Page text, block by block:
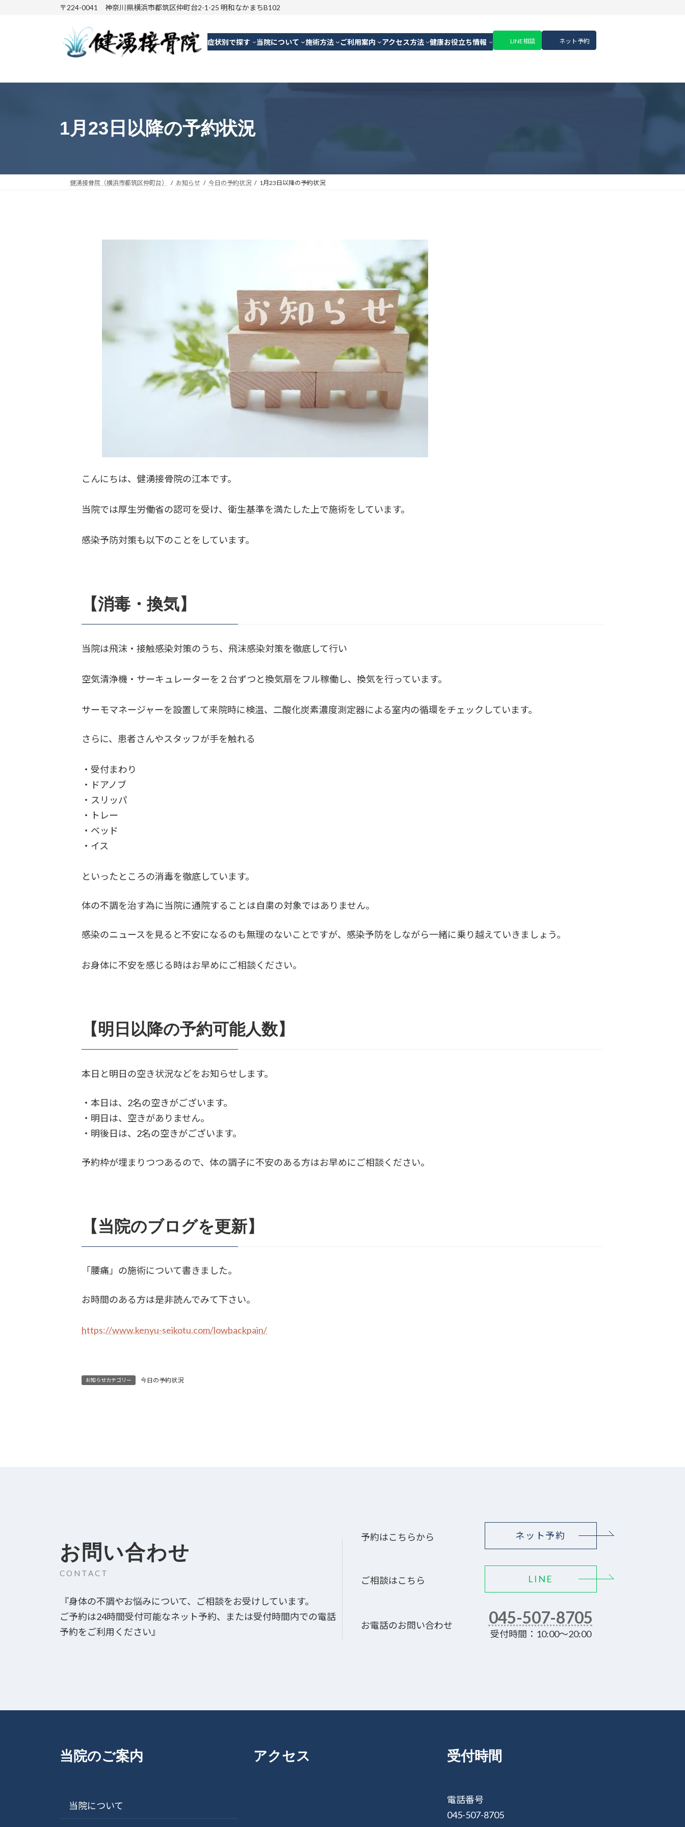
ス
ン
〒224-0041 神奈川県横浜市都筑区仲町台2-1-25 明和なかまちB102
症状別で探す 当院について 施術方法 ご利用案内 アクセス方法 健康お役立ち情報 LINE相談 ネット予約
1月23日以降の予約状況
健湧接骨院（横浜市都筑区仲町台） お知らせ 今日の予約状況 1月23日以降の予約状況
こんにちは、健湧接骨院の江本です。
当院では厚生労働省の認可を受け、衛生基準を満たした上で施術をしています。
感染予防対策も以下のことをしています。
【消毒・換気】
当院は飛沫・接触感染対策のうち、飛沫感染対策を徹底して行い
空気清浄機・サーキュレーターを２台ずつと換気扇をフル稼働し、換気を行っています。
サーモマネージャーを設置して来院時に検温、二酸化炭素濃度測定器による室内の循環をチェックしています。
さらに、患者さんやスタッフが手を触れる
・受付まわり
・ドアノブ
・スリッパ
・トレー
・ベッド
・イス
といったところの消毒を徹底しています。
体の不調を治す為に当院に通院することは自粛の対象ではありません。
感染のニュースを見ると不安になるのも無理のないことですが、感染予防をしながら一緒に乗り越えていきましょう。
お身体に不安を感じる時はお早めにご相談ください。
【明日以降の予約可能人数】
本日と明日の空き状況などをお知らせします。
・本日は、2名の空きがございます。
・明日は、空きがありません。
・明後日は、2名の空きがございます。
予約枠が埋まりつつあるので、体の調子に不安のある方はお早めにご相談ください。
【当院のブログを更新】
「腰痛」の施術について書きました。
お時間のある方は是非読んでみて下さい。
https://www.kenyu-seikotu.com/lowbackpain/
お知らせカテゴリー 今日の予約状況
お問い合わせ
CONTACT
『身体の不調やお悩みについて、ご相談をお受けしています。
ご予約は24時間受付可能なネット予約、または受付時間内での電話
予約をご利用ください』
予約はこちらから ネット予約
ご相談はこちら LINE
お電話のお問い合わせ 045-507-8705
受付時間：10:00～20:00
当院のご案内
当院について
アクセス 受付時間
電話番号
045-507-8705